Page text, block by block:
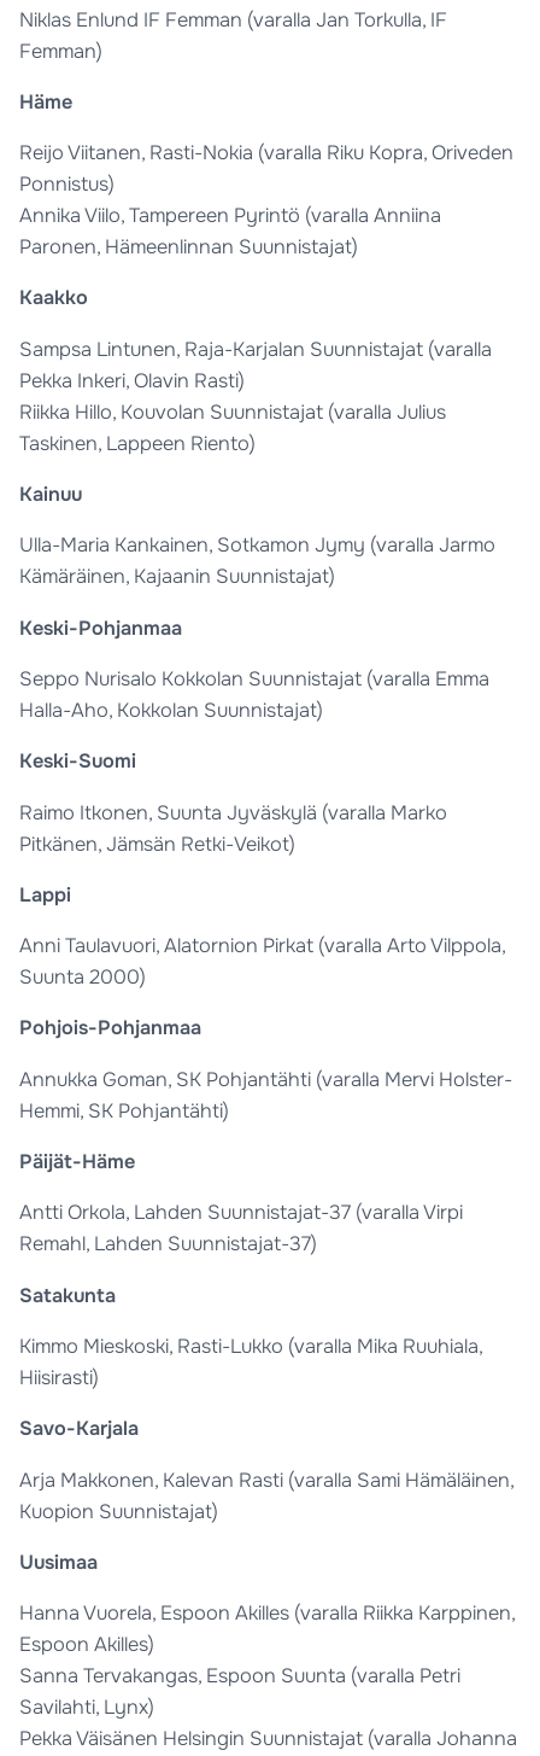
Niklas Enlund IF Femman (varalla Jan Torkulla, IF
Femman)
Häme
Reijo Viitanen, Rasti-Nokia (varalla Riku Kopra, Oriveden
Ponnistus)
Annika Viilo, Tampereen Pyrintö (varalla Anniina
Paronen, Hämeenlinnan Suunnistajat)
Kaakko
Sampsa Lintunen, Raja-Karjalan Suunnistajat (varalla
Pekka Inkeri, Olavin Rasti)
Riikka Hillo, Kouvolan Suunnistajat (varalla Julius
Taskinen, Lappeen Riento)
Kainuu
Ulla-Maria Kankainen, Sotkamon Jymy (varalla Jarmo
Kämäräinen, Kajaanin Suunnistajat)
Keski-Pohjanmaa
Seppo Nurisalo Kokkolan Suunnistajat (varalla Emma
Halla-Aho, Kokkolan Suunnistajat)
Keski-Suomi
Raimo Itkonen, Suunta Jyväskylä (varalla Marko
Pitkänen, Jämsän Retki-Veikot)
Lappi
Anni Taulavuori, Alatornion Pirkat (varalla Arto Vilppola,
Suunta 2000)
Pohjois-Pohjanmaa
Annukka Goman, SK Pohjantähti (varalla Mervi Holster-
Hemmi, SK Pohjantähti)
Päijät-Häme
Antti Orkola, Lahden Suunnistajat-37 (varalla Virpi
Remahl, Lahden Suunnistajat-37)
Satakunta
Kimmo Mieskoski, Rasti-Lukko (varalla Mika Ruuhiala,
Hiisirasti)
Savo-Karjala
Arja Makkonen, Kalevan Rasti (varalla Sami Hämäläinen,
Kuopion Suunnistajat)
Uusimaa
Hanna Vuorela, Espoon Akilles (varalla Riikka Karppinen,
Espoon Akilles)
Sanna Tervakangas, Espoon Suunta (varalla Petri
Savilahti, Lynx)
Pekka Väisänen Helsingin Suunnistajat (varalla Johanna